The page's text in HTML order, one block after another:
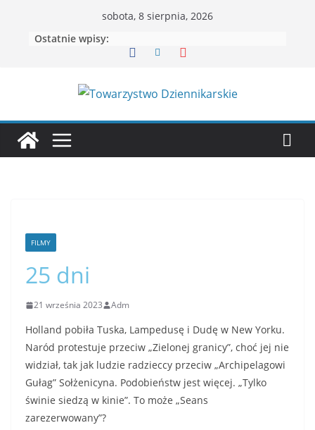
sobota, 8 sierpnia, 2026
Ostatnie wpisy:
FILMY
25 dni
21 września 2023 Adm
Holland pobiła Tuska, Lampedusę i Dudę w New Yorku.
Naród protestuje przeciw „Zielonej granicy”, choć jej nie
widział, tak jak ludzie radzieccy przeciw „Archipelagowi
Gułag” Sołżenicyna. Podobieństw jest więcej. „Tylko
świnie siedzą w kinie”. To może „Seans
zarezerwowany”?